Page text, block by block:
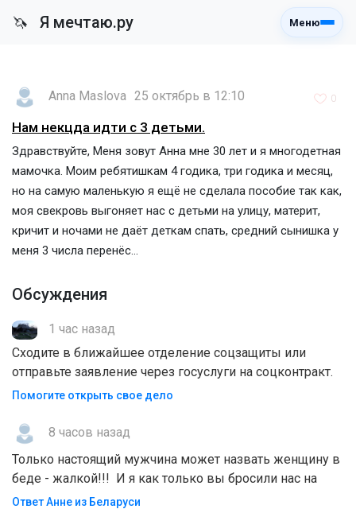
🦄 Я мечтаю.ру Меню
Anna Maslova 25 октябрь в 12:10 0
Нам некцда идти с 3 детьми.
Здравствуйте, Меня зовут Анна мне 30 лет и я многодетная
мамочка. Моим ребятишкам 4 годика, три годика и месяц,
но на самую маленькую я ещё не сделала пособие так как,
моя свекровь выгоняет нас с детьми на улицу, материт,
кричит и ночами не даёт деткам спать, средний сынишка у
меня 3 числа перенёс...
Обсуждения
1 час назад
Сходите в ближайшее отделение соцзащиты или
отправьте заявление через госуслуги на соцконтракт.
Помогите открыть свое дело
8 часов назад
Только настоящий мужчина может назвать женщину в
беде - жалкой!!! И я как только вы бросили нас на
Ответ Анне из Беларуси